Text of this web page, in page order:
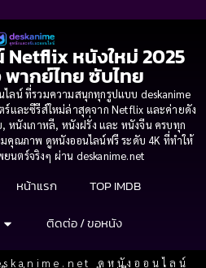
Netflix หนังใหม่ 2025
พากย์ไทย ซับไทย
ลน์ ที่รวมความสนุกทุกรูปแบบ deskanime
และซีรีส์ใหม่ล่าสุดจาก Netflix และค่ายดัง
หนังเกาหลี, หนังฝรั่ง และ หนังจีน ครบทุก
คุณภาพ ดูหนังออนไลน์ฟรี ระดับ 4K ที่ทำให้
นตร์จริงๆ ผ่าน deskanime.net
หน้าแรก
TOP IMDB
ติดต่อ / ขอหนัง
ดูหนังออนไลน์